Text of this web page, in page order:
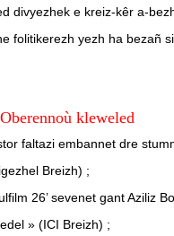
divyezhek e kreiz-kêr a-
folitikerezh yezh ha bezañ
Oberennoù kleweled
faltazi embannet dre
Breizh) ;
26’ sevenet gant Aziliz
» (ICI Breizh) ;